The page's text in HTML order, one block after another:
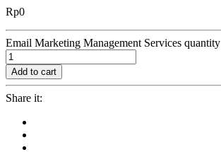
Rp0
Email Marketing Management Services quantity
Add to cart
Share it: